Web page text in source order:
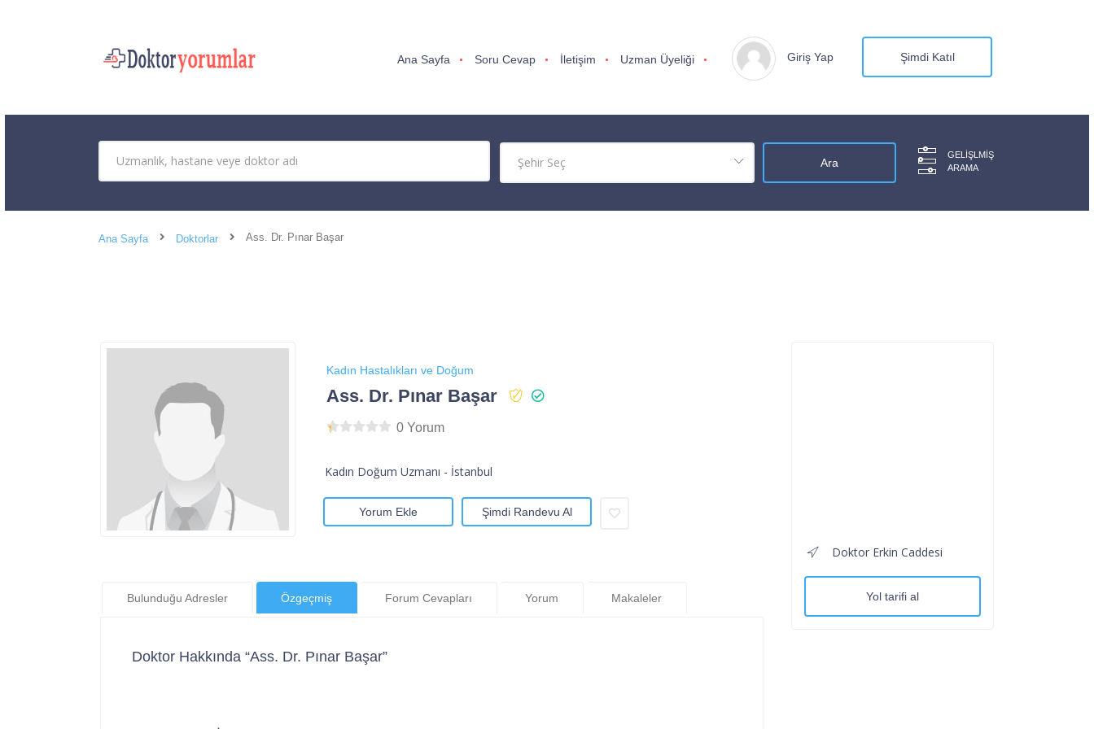
Ana Sayfa Soru Cevap İletişim Uzman Üyeliği Giriş Yap Şimdi Katıl
GELIŞLMIŞ
ARAMA
Ana Sayfa Doktorlar Ass. Dr. Pınar Başar
Kadın Hastalıkları ve Doğum
Ass. Dr. Pınar Başar
0 Yorum
Kadın Doğum Uzmanı - İstanbul
Yorum Ekle Şimdi Randevu Al
Bulunduğu Adresler Özgeçmiş Forum Cevapları Yorum Makaleler
Doktor Hakkında “Ass. Dr. Pınar Başar”
Doktor Erkin Caddesi
Yol tarifi al